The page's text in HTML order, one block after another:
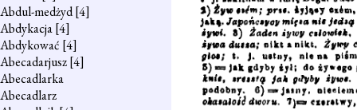
Abdul-medżyd[4]
Abdykacja[4]
Abdykować [4]
Abecadarjusz[4]
Abecadlarka
Abecadlarz